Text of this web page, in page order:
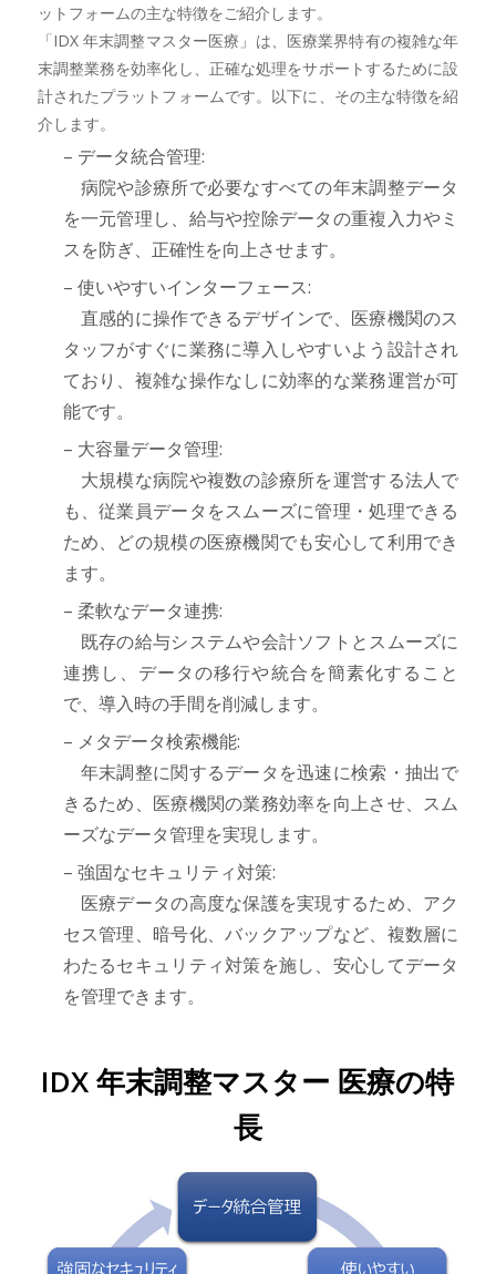
ットフォームの主な特徴をご紹介します。
「IDX 年末調整マスター医療」は、医療業界特有の複雑な年
末調整業務を効率化し、正確な処理をサポートするために設
計されたプラットフォームです。以下に、その主な特徴を紹
介します。
– データ統合管理:
病院や診療所で必要なすべての年末調整データ
を一元管理し、給与や控除データの重複入力やミ
スを防ぎ、正確性を向上させます。
– 使いやすいインターフェース:
直感的に操作できるデザインで、医療機関のス
タッフがすぐに業務に導入しやすいよう設計され
ており、複雑な操作なしに効率的な業務運営が可
能です。
– 大容量データ管理:
大規模な病院や複数の診療所を運営する法人で
も、従業員データをスムーズに管理・処理できる
ため、どの規模の医療機関でも安心して利用でき
ます。
– 柔軟なデータ連携:
既存の給与システムや会計ソフトとスムーズに
連携し、データの移行や統合を簡素化すること
で、導入時の手間を削減します。
– メタデータ検索機能:
年末調整に関するデータを迅速に検索・抽出で
きるため、医療機関の業務効率を向上させ、スム
ーズなデータ管理を実現します。
– 強固なセキュリティ対策:
医療データの高度な保護を実現するため、アク
セス管理、暗号化、バックアップなど、複数層に
わたるセキュリティ対策を施し、安心してデータ
を管理できます。
IDX 年末調整マスター 医療の特
長